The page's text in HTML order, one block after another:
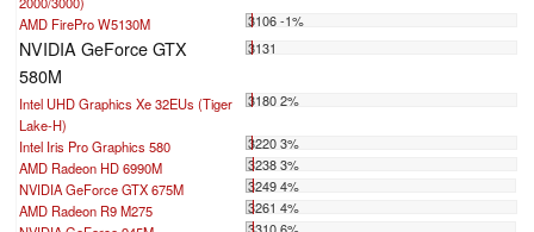
AMD FirePro W5130M 3106 -1%
NVIDIA GeForce GTX
580M
3131
Intel UHD Graphics Xe 32EUs (Tiger
Lake-H)
3180 2%
Intel Iris Pro Graphics 580
3220 3%
AMD Radeon HD 6990M
3238 3%
NVIDIA GeForce GTX 675M
3249 4%
AMD Radeon R9 M275
3261 4%